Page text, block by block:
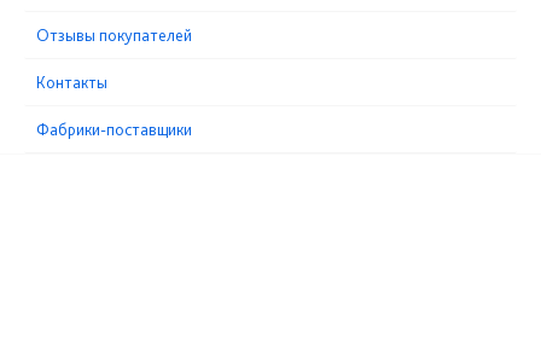
Отзывы покупателей
Контакты
Фабрики-поставщики